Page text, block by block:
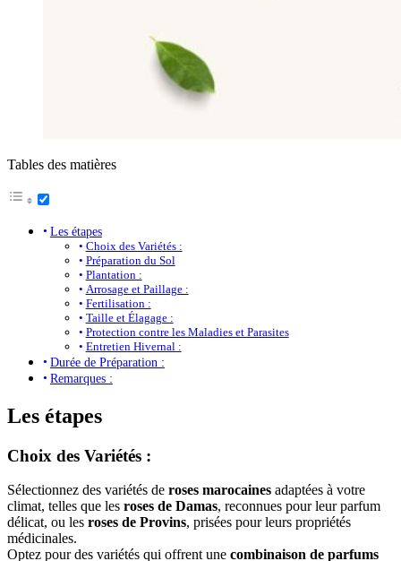
Tables des matières
Les étapes
Choix des Variétés :
Préparation du Sol
Plantation :
Arrosage et Paillage :
Fertilisation :
Taille et Élagage :
Protection contre les Maladies et Parasites
Entretien Hivernal :
Durée de Préparation :
Remarques :
Les étapes
Choix des Variétés :
Sélectionnez des variétés de roses marocaines adaptées à votre
climat, telles que les roses de Damas, reconnues pour leur parfum
délicat, ou les roses de Provins, prisées pour leurs propriétés
médicinales.
Optez pour des variétés qui offrent une combinaison de parfums